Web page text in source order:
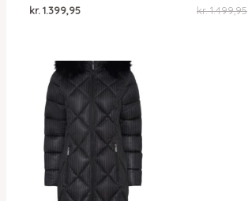
kr. 1.399,95 kr.1.499,95